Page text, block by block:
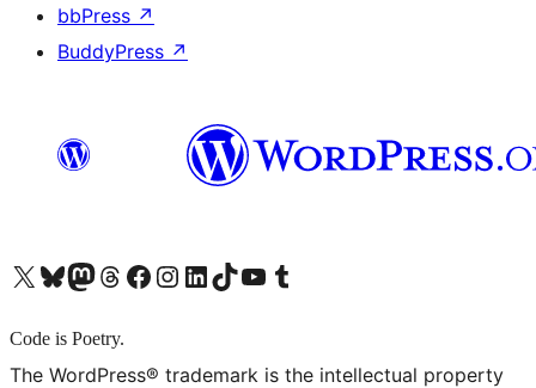
bbPress ↗
BuddyPress ↗
X (旧 Twitter) アカウントへBluesky アカウントへMastodon アカウントへThreads アカウントへ Facebook ページへInstagram アカウントへ LinkedIn アカウントへTikTok アカウントへYouTube チャンネルへ Tumblr アカウントへ
Code is Poetry.
The WordPress® trademark is the intellectual property